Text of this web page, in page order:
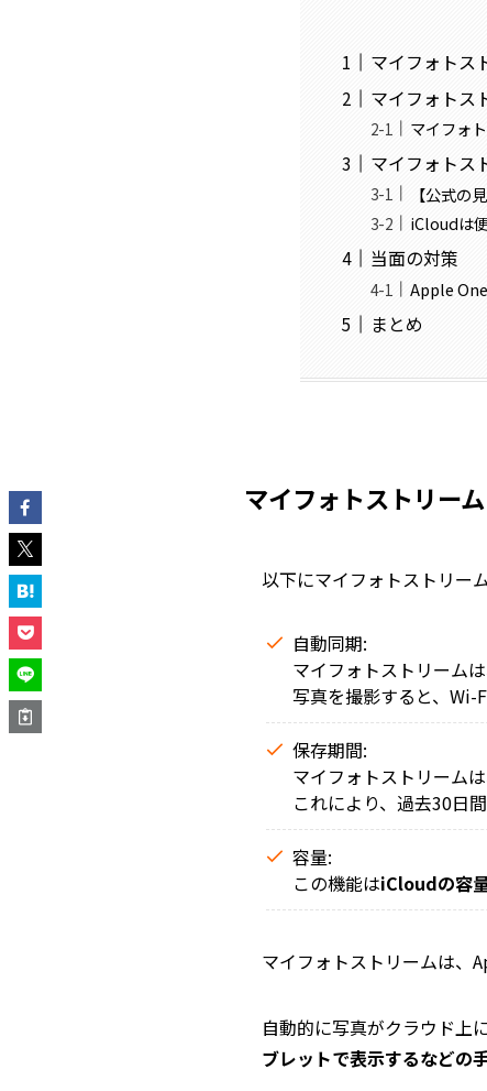
マイフォトス
マイフォトス
マイフォ
マイフォトス
【公式の
iCloudは
当面の対策
Apple
まとめ
マイフォトストリー
以下にマイフォトストリー
自動同期:
マイフォトストリーム
写真を撮影すると、Wi-
保存期間:
マイフォトストリーム
これにより、過去30日
容量:
この機能はiCloudの容
マイフォトストリームは、
自動的に写真がクラウド上
ブレットで表示するなどの